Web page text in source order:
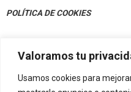
Valoramos tu
Usamos cookies para
POLÍTICA DE COOKIES
CONTACTO
Av. Julián Gaiarre 50, Bajo 48004